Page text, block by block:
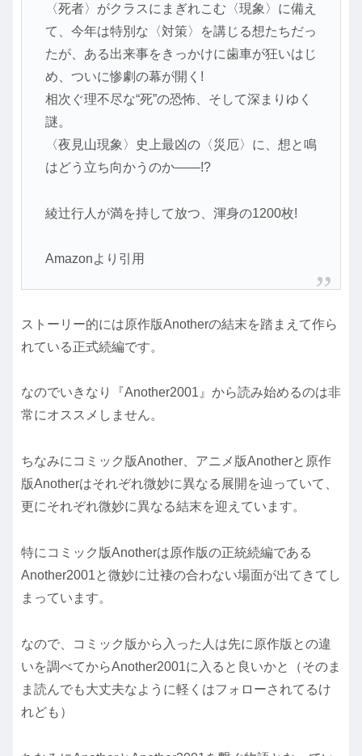
〈死者〉がクラスにまぎれこむ〈現象〉に備え
て、今年は特別な〈対策〉を講じる想たちだっ
たが、ある出来事をきっかけに歯車が狂いはじ
め、ついに惨劇の幕が開く!
相次ぐ理不尽な“死”の恐怖、そして深まりゆく
謎。
〈夜見山現象〉史上最凶の〈災厄〉に、想と鳴
はどう立ち向かうのか――!?
綾辻行人が満を持して放つ、渾身の1200枚!
Amazonより引用
ストーリー的には原作版Anotherの結末を踏まえて作ら
れている正式続編です。
なのでいきなり『Another2001』から読み始めるのは非
常にオススメしません。
ちなみにコミック版Another、アニメ版Anotherと原作
版Anotherはそれぞれ微妙に異なる展開を辿っていて、
更にそれぞれ微妙に異なる結末を迎えています。
特にコミック版Anotherは原作版の正統続編である
Another2001と微妙に辻褄の合わない場面が出てきてし
まっています。
なので、コミック版から入った人は先に原作版との違
いを調べてからAnother2001に入ると良いかと（そのま
ま読んでも大丈夫なように軽くはフォローされてるけ
れども）